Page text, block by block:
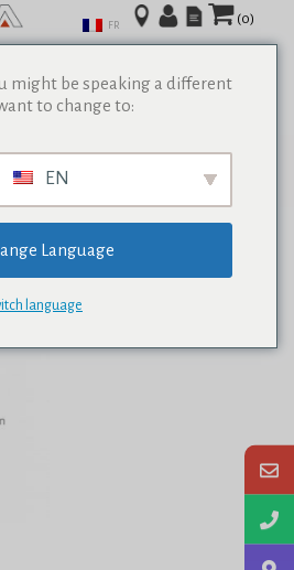
(0)
FR
might be speaking a different
to change to:
EN
Language
language